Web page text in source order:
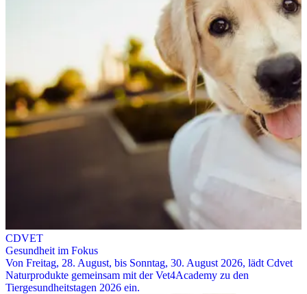
CDVET
Gesundheit im Fokus
Von Freitag, 28. August, bis Sonntag, 30. August 2026, lädt Cdvet
Naturprodukte gemeinsam mit der Vet4Academy zu den
Tiergesundheitstagen 2026 ein.